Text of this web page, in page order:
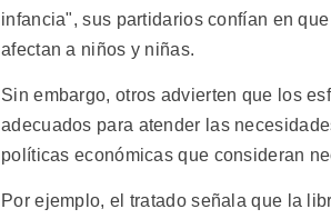
infancia", sus partidarios confían en
afectan a niños y niñas.
Sin embargo, otros advierten que los
adecuados para atender las
políticas económicas que consideran
Por ejemplo, el tratado señala que la